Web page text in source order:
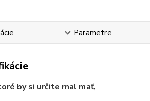
Parametre
by si určite mal mať,